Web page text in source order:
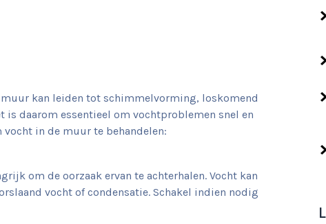
kan leiden tot schimmelvorming, loskomend
is daarom essentieel om vochtproblemen snel en
vocht in de muur te behandelen:
om de oorzaak ervan te achterhalen. Vocht kan
vocht of condensatie. Schakel indien nodig